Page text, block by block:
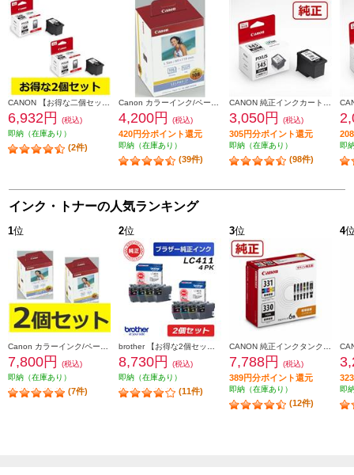
6,932円
(税込)
即納（在庫あり）
(2件)
4,200円 (税込)
420円分ポイント還元
即納（在庫あり）
(39件)
3,050円 (税込)
305円分ポイント還元
即納（在庫あり）
(98件)
即
インク・トナーの人気ランキング
1位
7,800円
(税込)
即納（在庫あり）
(7件)
2位
8,730円
(税込)
即納（在庫あり）
(11件)
3位
7,788円 (税込)
389円分ポイント還元
即納（在庫あり）
(12件)
4
即